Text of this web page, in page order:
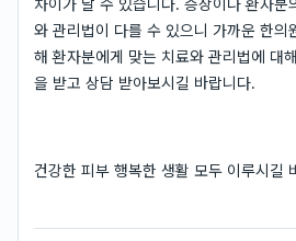
차이가 날 수 있습니다. 증상이나 환자분
와 관리법이 다를 수 있으니 가까운 한의
해 환자분에게 맞는 치료와 관리법에 대
을 받고 상담 받아보시길 바랍니다.
건강한 피부 행복한 생활 모두 이루시길